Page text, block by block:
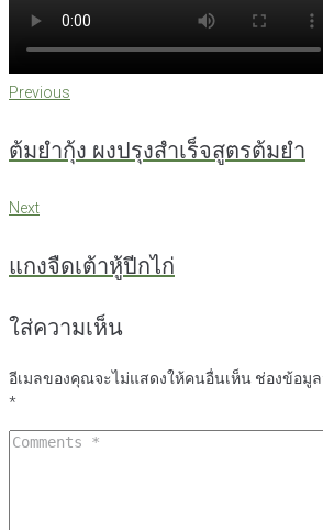
แนะแนว
เรื่อง
Previous
Previous
ต้มยำกุ้ง ผงปรุงสำเร็จสูตรต้มยำ
Next
Next
แกงจืดเต้าหู้ปีกไก่
ใส่ความเห็น
อีเมลของคุณจะไม่แสดงให้คนอื่นเห็น ช่องข้อมูล
*